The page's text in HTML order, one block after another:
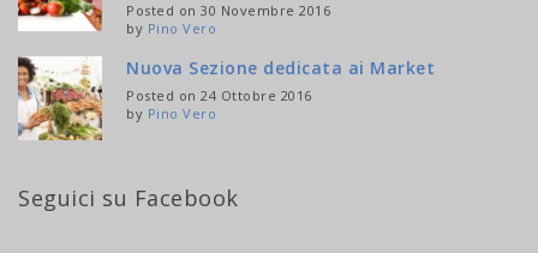
Posted on 30 Novembre 2016
by Pino Vero
Nuova Sezione dedicata ai Market
Posted on 24 Ottobre 2016
by Pino Vero
Seguici su Facebook